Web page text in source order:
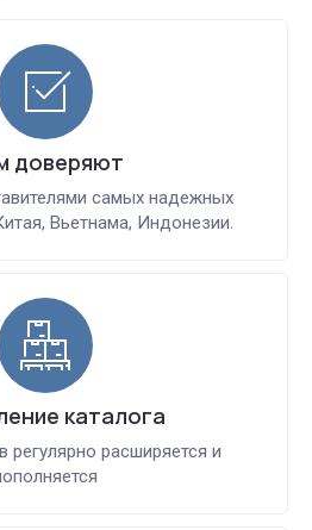
доверяют
самых надежных
Вьетнама, Индонезии.
каталога
регулярно расширяется и